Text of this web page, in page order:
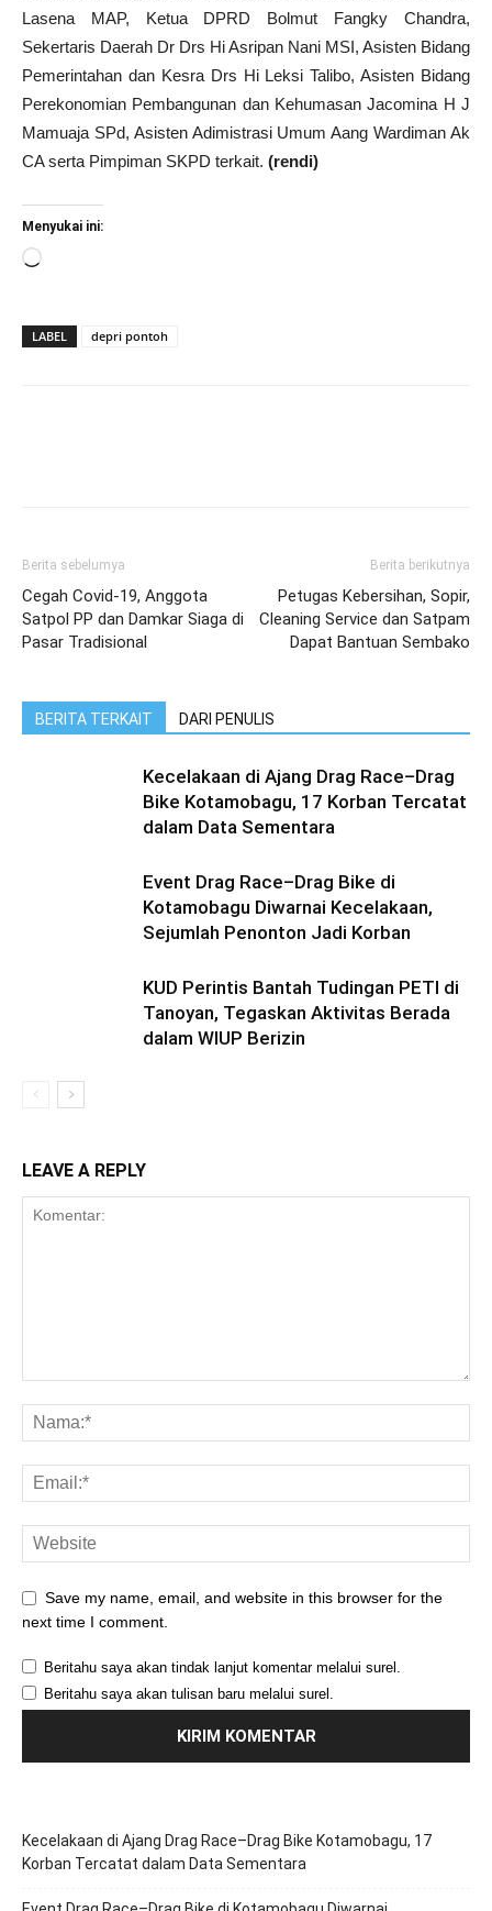
Lasena MAP, Ketua DPRD Bolmut Fangky Chandra,
Sekertaris Daerah Dr Drs Hi Asripan Nani MSI, Asisten Bidang
Pemerintahan dan Kesra Drs Hi Leksi Talibo, Asisten Bidang
Perekonomian Pembangunan dan Kehumasan Jacomina H J
Mamuaja SPd, Asisten Adimistrasi Umum Aang Wardiman Ak
CA serta Pimpiman SKPD terkait. (rendi)
Menyukai ini:
Memuat...
LABEL depri pontoh
Berita sebelumya
Cegah Covid-19, Anggota
Satpol PP dan Damkar Siaga di
Pasar Tradisional
Berita berikutnya
Petugas Kebersihan, Sopir,
Cleaning Service dan Satpam
Dapat Bantuan Sembako
BERITA TERKAIT DARI PENULIS
Kecelakaan di Ajang Drag Race–Drag
Bike Kotamobagu, 17 Korban Tercatat
dalam Data Sementara
Event Drag Race–Drag Bike di
Kotamobagu Diwarnai Kecelakaan,
Sejumlah Penonton Jadi Korban
KUD Perintis Bantah Tudingan PETI di
Tanoyan, Tegaskan Aktivitas Berada
dalam WIUP Berizin
LEAVE A REPLY
Save my name, email, and website in this browser for the
next time I comment.
Beritahu saya akan tindak lanjut komentar melalui surel.
Beritahu saya akan tulisan baru melalui surel.
Kecelakaan di Ajang Drag Race–Drag Bike Kotamobagu, 17
Korban Tercatat dalam Data Sementara